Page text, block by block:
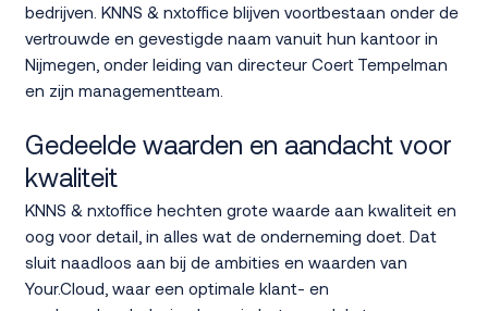
bedrijven. KNNS & nxtoffice blijven voortbestaan onder de
vertrouwde en gevestigde naam vanuit hun kantoor in
Nijmegen, onder leiding van directeur Coert Tempelman
en zijn managementteam.
Gedeelde waarden en aandacht voor
kwaliteit
KNNS & nxtoffice hechten grote waarde aan kwaliteit en
oog voor detail, in alles wat de onderneming doet. Dat
sluit naadloos aan bij de ambities en waarden van
Your.Cloud, waar een optimale klant- en